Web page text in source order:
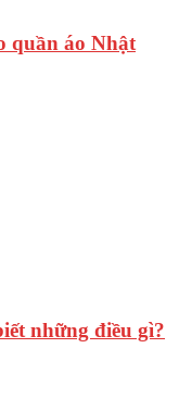
quần áo Nhật
những điều gì?